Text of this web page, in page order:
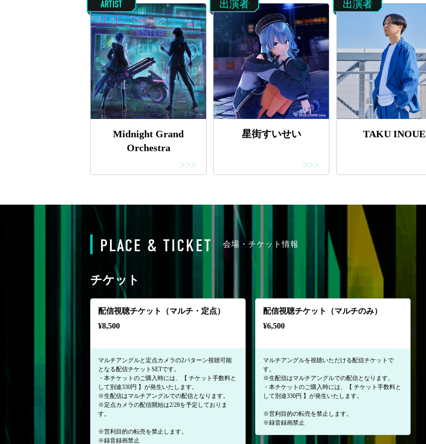
ARTIST
Midnight Grand
Orchestra
>>>
出演者
星街すいせい
>>>
出演者
TAKU INOUE
PLACE & TICKET 会場・チケット情報
チケット
配信視聴チケット（マルチ・定点）
¥8,500
マルチアングルと定点カメラの2パターン視聴可能
となる配信チケットSETです。
・本チケットのご購入時には、【 チケット手数料と
して別途330円 】が発生いたします。
※生配信はマルチアングルでの配信となります。
※定点カメラの配信開始は2/28を予定しておりま
す。
※営利目的の転売を禁止します。
※録音録画禁止
配信視聴チケット（マルチのみ）
¥6,500
マルチアングルを視聴いただける配信チケットで
す。
※生配信はマルチアングルでの配信となります。
・本チケットのご購入時には、【 チケット手数料と
して別途330円 】が発生いたします。
※営利目的の転売を禁止します。
※録音録画禁止